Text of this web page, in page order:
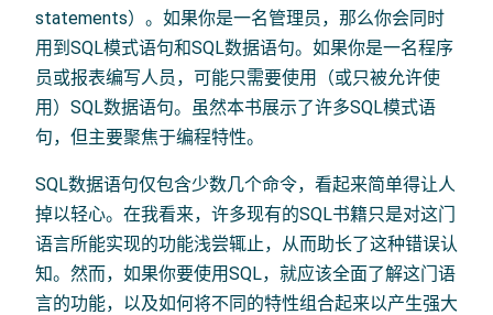
statements）。如果你是一名管理员，那么你会同时
用到SQL模式语句和SQL数据语句。如果你是一名程序
员或报表编写人员，可能只需要使用（或只被允许使
用）SQL数据语句。虽然本书展示了许多SQL模式语
句，但主要聚焦于编程特性。
SQL数据语句仅包含少数几个命令，看起来简单得让人
掉以轻心。在我看来，许多现有的SQL书籍只是对这门
语言所能实现的功能浅尝辄止，从而助长了这种错误认
知。然而，如果你要使用SQL，就应该全面了解这门语
言的功能，以及如何将不同的特性组合起来以产生强大